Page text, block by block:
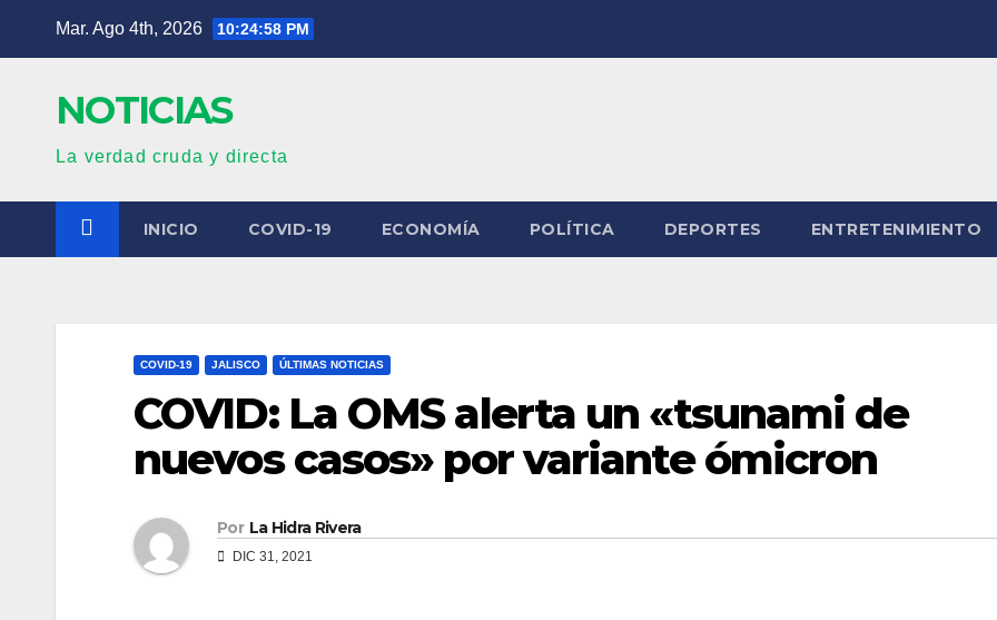
Mar. Ago 4th, 2026 10:24:59 PM
NOTICIAS
La verdad cruda y directa
INICIO COVID-19 ECONOMÍA POLÍTICA DEPORTES ENTRETENIMIENTO
COVID-19 JALISCO ÚLTIMAS NOTICIAS
COVID: La OMS alerta un «tsunami de
nuevos casos» por variante ómicron
Por La Hidra Rivera
DIC 31, 2021